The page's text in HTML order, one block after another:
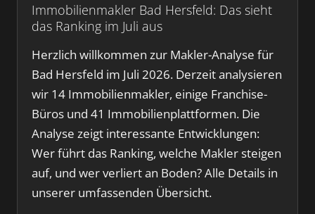
Immobilienmakler Bad Hersfeld: Das sieht
das Ranking im Juli aus
Herzlich willkommen zur Makler-Analyse für
Bad Hersfeld im Juli 2026. Derzeit analysieren
wir 14 Immobilienmakler, einige Franchise-
Büros und 41 Immobilienplattformen. Die
Analyse zeigt interessante Entwicklungen:
Wer führt das Ranking, welche Makler steigen
auf, und wer verliert an Boden? Alle Details in
unserer umfassenden Übersicht.